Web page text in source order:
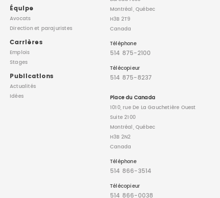
Équipe
Avocats
Directionet parajuristes
Carrières
Emplois
Stages
Publications
Actualités
Idées
Montréal, Québec
H3B 2T9
Canada
Téléphone
514 875-2100
Télécopieur
514 875-8237
Place du Canada
1010, rue De La Gauchetière Ouest
Suite 2100
Montréal, Québec
H3B 2N2
Canada
Téléphone
514 866-3514
Télécopieur
514 866-0038